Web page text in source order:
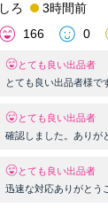
しろ
3時間前
166
0
とても良い出品者
とても良い出品者様で
とても良い出品者
確認しました。ありが
とても良い出品者
迅速な対応ありがとう